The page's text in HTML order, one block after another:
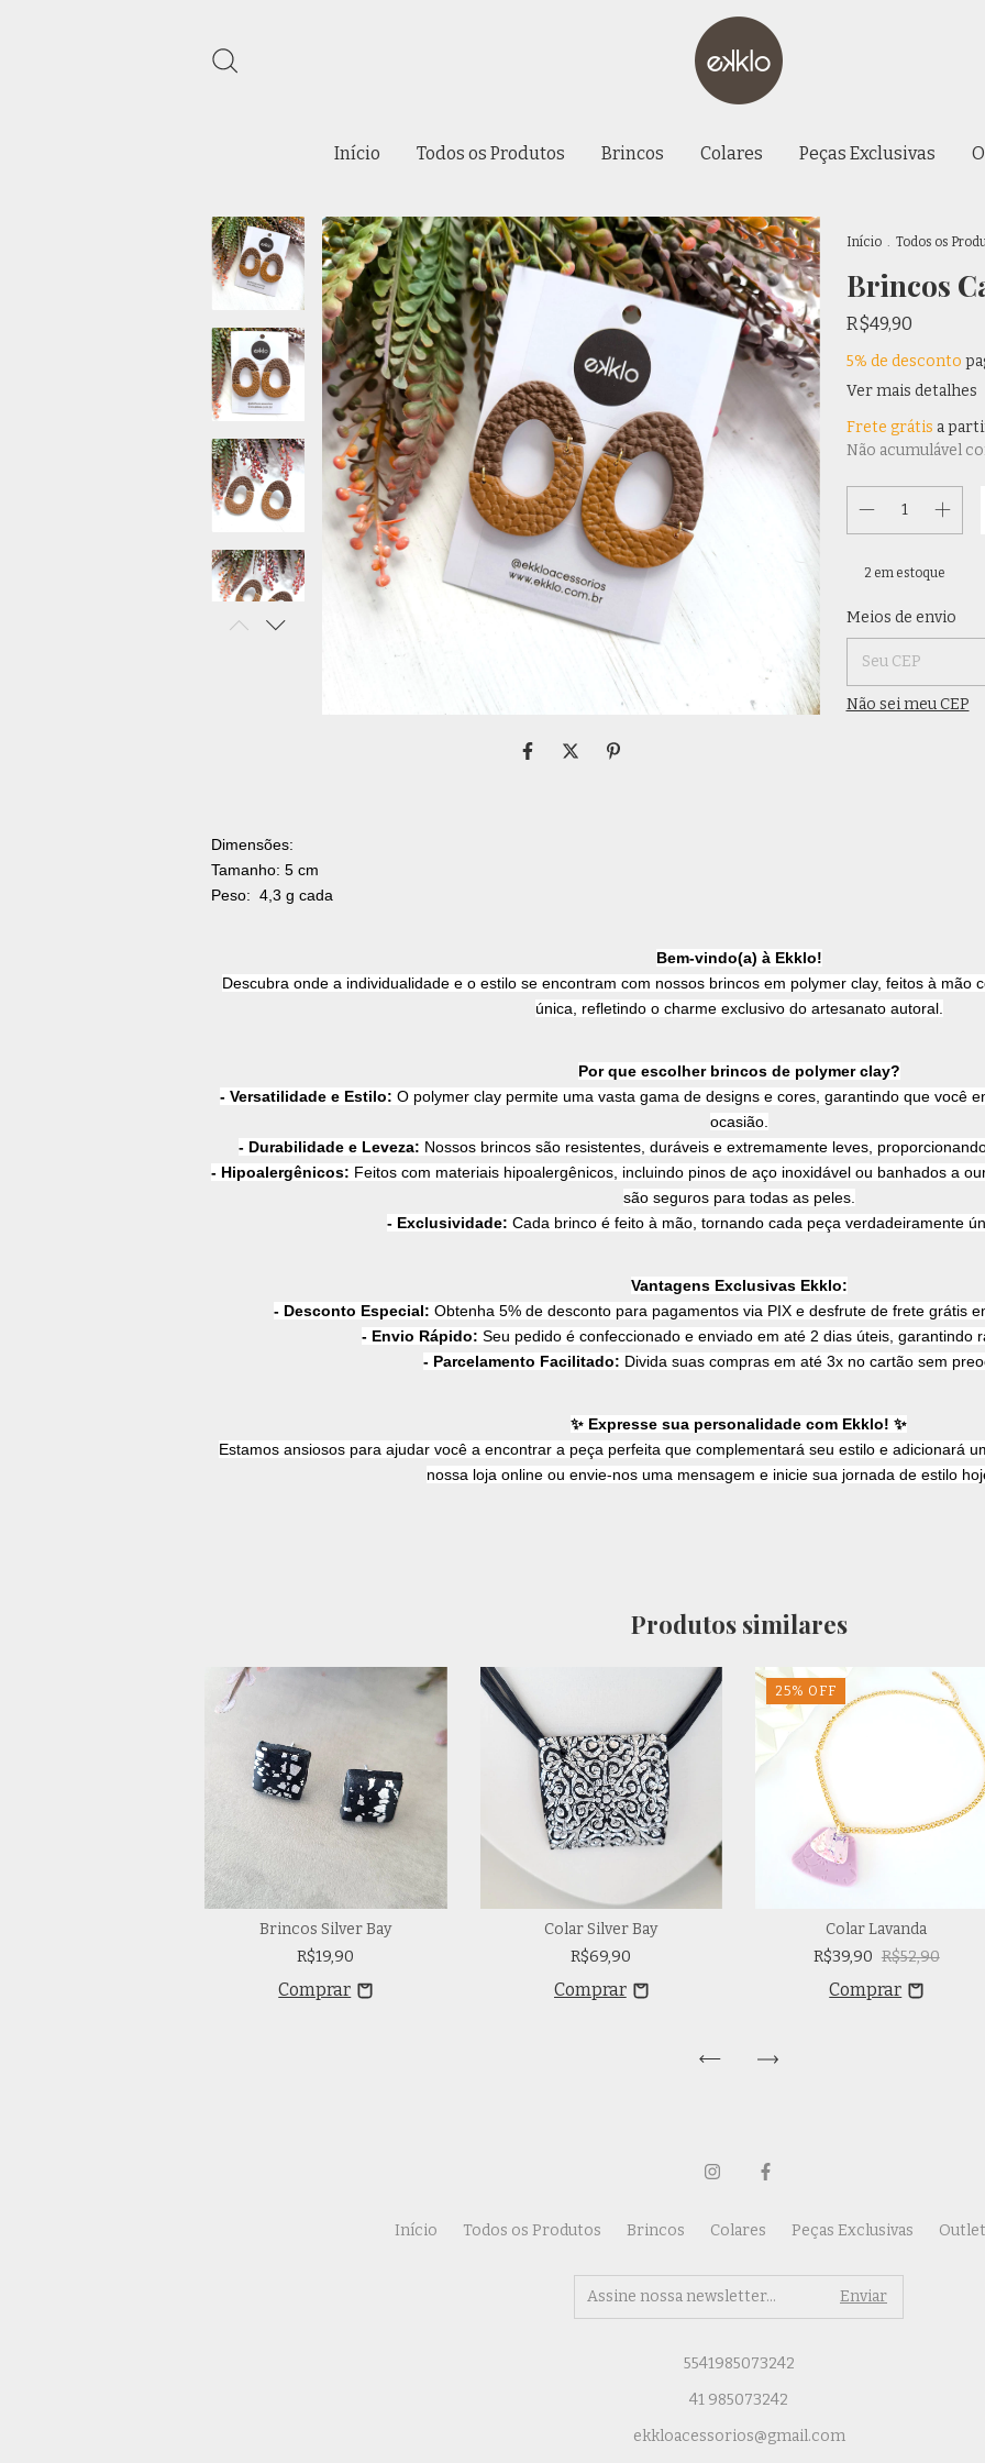
Início Todos os Produtos Brincos Colares Peças Exclusivas
Início . Todos os
Brincos
R$49,90
5% de desconto
Ver mais detalhes
Frete grátis a
Não acumulável
2 em estoque
Entregas para o
Meios de envio
Não sei meu CEP
Dimensões:
Tamanho: 5 cm
Peso:  4,3 g cada
Bem-vindo(a) à Ekklo!
Descubra onde a individualidade e o estilo se encontram com nossos brincos em polymer clay, feitos à mão
única, refletindo o charme exclusivo do artesanato autoral.
Por que escolher brincos de polymer clay?
- Versatilidade e Estilo: O polymer clay permite uma vasta gama de designs e cores, garantindo que você
ocasião.
- Durabilidade e Leveza: Nossos brincos são resistentes, duráveis e extremamente leves,
- Hipoalergênicos: Feitos com materiais hipoalergênicos, incluindo pinos de aço inoxidável ou banhados a
são seguros para todas as peles.
- Exclusividade: Cada brinco é feito à mão, tornando cada peça verdadeiramente
Vantagens Exclusivas Ekklo:
- Desconto Especial: Obtenha 5% de desconto para pagamentos via PIX e desfrute de frete grátis
- Envio Rápido: Seu pedido é confeccionado e enviado em até 2 dias úteis, garantindo
- Parcelamento Facilitado: Divida suas compras em até 3x no cartão sem
✨ Expresse sua personalidade com Ekklo! ✨
Estamos ansiosos para ajudar você a encontrar a peça perfeita que complementará seu estilo e adicionará
nossa loja online ou envie-nos uma mensagem e inicie sua jornada de estilo
Produtos similares
Brincos Silver Bay
R$19,90
Colar Silver Bay
R$69,90
25% OFF
Colar Lavanda
R$39,90 R$52,90
Início Todos os Produtos Brincos Colares Peças Exclusivas Outlet
5541985073242
41 985073242
ekkloacessorios@gmail.com